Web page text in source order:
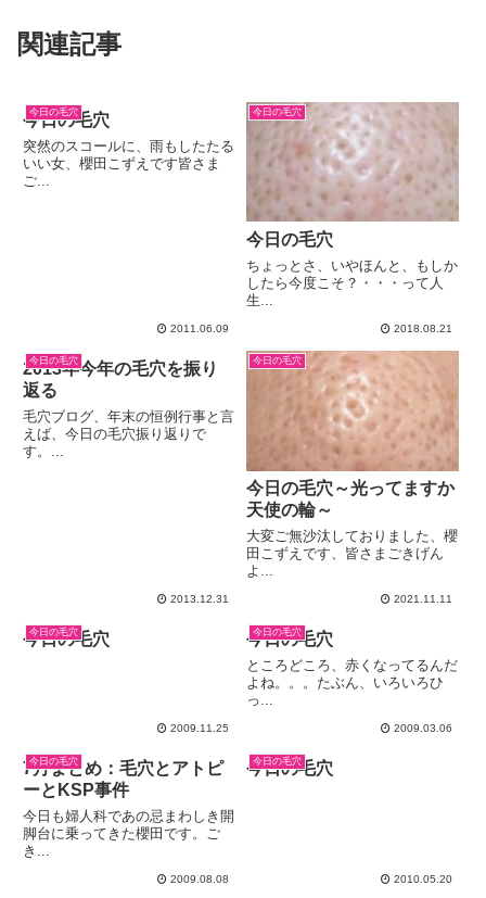
関連記事
今日の毛穴
今日の毛穴
突然のスコールに、雨もしたたる
いい女、櫻田こずえです皆さま
ご...
2011.06.09
今日の毛穴
今日の毛穴
ちょっとさ、いやほんと、もしか
したら今度こそ？・・・って人
生...
2018.08.21
今日の毛穴
2013年今年の毛穴を振り
返る
毛穴ブログ、年末の恒例行事と言
えば、今日の毛穴振り返りで
す。...
2013.12.31
今日の毛穴
今日の毛穴～光ってますか
天使の輪～
大変ご無沙汰しておりました、櫻
田こずえです、皆さまごきげん
よ...
2021.11.11
今日の毛穴
今日の毛穴
2009.11.25
今日の毛穴
今日の毛穴
ところどころ、赤くなってるんだ
よね。。。たぶん、いろいろひ
っ...
2009.03.06
今日の毛穴
7月まとめ：毛穴とアトピ
ーとKSP事件
今日も婦人科であの忌まわしき開
脚台に乗ってきた櫻田です。ご
き...
2009.08.08
今日の毛穴
今日の毛穴
2010.05.20